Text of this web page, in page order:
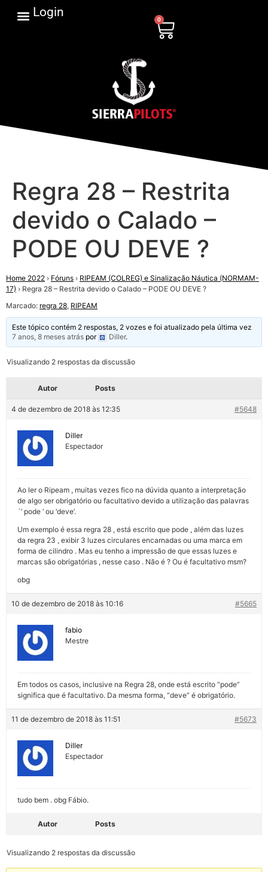
Login
0
Regra 28 – Restrita
devido o Calado –
PODE OU DEVE ?
Home 2022 › Fóruns › RIPEAM (COLREG) e Sinalização Náutica (NORMAM-
17) › Regra 28 – Restrita devido o Calado – PODE OU DEVE ?
Marcado: regra 28, RIPEAM
Este tópico contém 2 respostas, 2 vozes e foi atualizado pela última vez
7 anos, 8 meses atrás por Diller.
Visualizando 2 respostas da discussão
Autor Posts
4 de dezembro de 2018 às 12:35 #5648
Diller
Espectador
Ao ler o Ripeam , muitas vezes fico na dúvida quanto a interpretação
de algo ser obrigatório ou facultativo devido a utilização das palavras
´’ pode ‘ ou ‘deve’.
Um exemplo é essa regra 28 , está escrito que pode , além das luzes
da regra 23 , exibir 3 luzes circulares encarnadas ou uma marca em
forma de cilindro . Mas eu tenho a impressão de que essas luzes e
marcas são obrigatórias , nesse caso . Não é ? Ou é facultativo msm?
obg
10 de dezembro de 2018 às 10:16 #5665
fabio
Mestre
Em todos os casos, inclusive na Regra 28, onde está escrito “pode”
significa que é facultativo. Da mesma forma, “deve” é obrigatório.
11 de dezembro de 2018 às 11:51 #5673
Diller
Espectador
tudo bem . obg Fábio.
Autor Posts
Visualizando 2 respostas da discussão